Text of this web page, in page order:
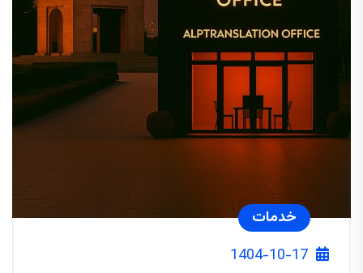
خدمات
1404-10-17